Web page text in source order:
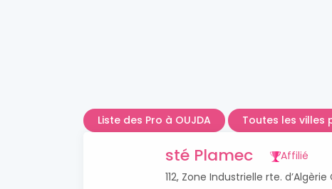
Liste des Pro à OUJDA Toutes les villes
sté Plamec
Affilié
112, Zone Industrielle rte. d’Algèrie